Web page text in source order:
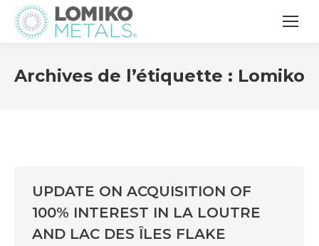
Archives de l’étiquette : Lomiko
UPDATE ON ACQUISITION OF
100% INTEREST IN LA LOUTRE
AND LAC DES ÎLES FLAKE